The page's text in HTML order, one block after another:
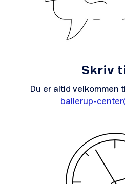
Skriv
Du er altid velkommen
ballerup-